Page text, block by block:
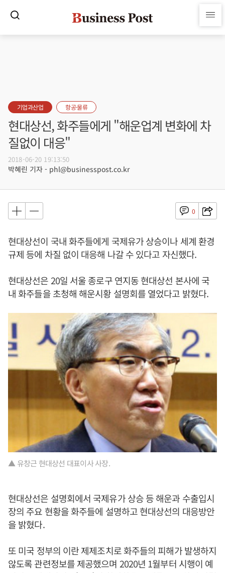
기업과산업 항공·물류
현대상선, 화주들에게 "해운업계 변화에 차
질없이 대응"
2018-06-20 19:13:50
박혜린 기자 - phl@businesspost.co.kr
0
현대상선이 국내 화주들에게 국제유가 상승이나 세계 환경
규제 등에 차질 없이 대응해 나갈 수 있다고 자신했다.
현대상선은 20일 서울 종로구 연지동 현대상선 본사에 국
내 화주들을 초청해 해운시황 설명회를 열었다고 밝혔다.
▲ 유창근 현대상선 대표이사 사장.
현대상선은 설명회에서 국제유가 상승 등 해운과 수출입시
장의 주요 현황을 화주들에 설명하고 현대상선의 대응방안
을 밝혔다.
또 미국 정부의 이란 제제조치로 화주들의 피해가 발생하지
않도록 관련정보를 제공했으며 2020년 1월부터 시행이 예